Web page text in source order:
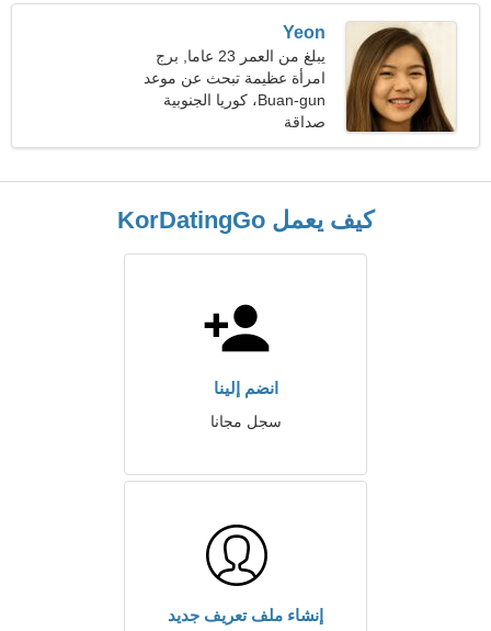
Yeon
يبلغ من العمر 23 عاما, برج
الحوت
امرأة عظيمة تبحث عن موعد
Buan-gun، كوريا الجنوبية
صداقة
كيف يعمل KorDatingGo
انضم إلينا
سجل مجانا
إنشاء ملف تعريف جديد